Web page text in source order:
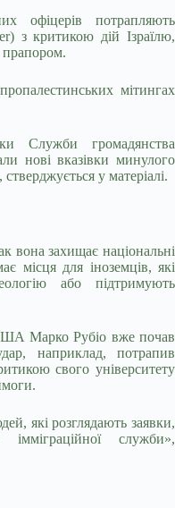
офіцерів потрапляють
з критикою дій Ізраїлю,
мітингах
Служби громадянства
нові вказівки минулого
у матеріалі.
вона захищає національні
для іноземців, які
або підтримують
Марко Рубіо вже почав
наприклад, потрапив
свого університету
які розглядають заявки,
служби»,